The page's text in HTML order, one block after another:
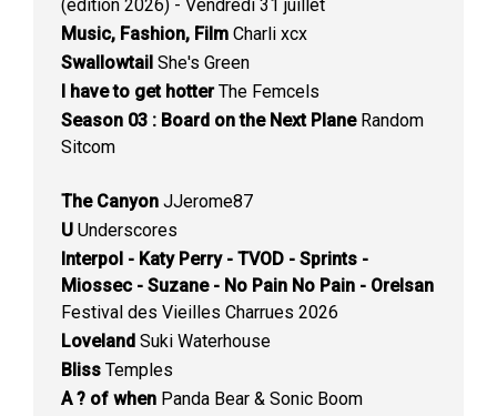
(édition 2026) - Vendredi 31 juillet
Music, Fashion, Film Charli xcx
Swallowtail She's Green
I have to get hotterThe Femcels
Season 03 : Board on the Next PlaneRandom
Sitcom
The Canyon JJerome87
U Underscores
Interpol - Katy Perry - TVOD - Sprints -
Miossec - Suzane - No Pain No Pain - Orelsan
Festival des Vieilles Charrues 2026
Loveland Suki Waterhouse
Bliss Temples
A ? of when Panda Bear & Sonic Boom